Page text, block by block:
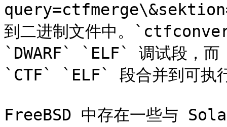
到二进制文件中。
`DWARF` `ELF` 调试段，
`CTF` `ELF` 段合并到可执
FreeBSD 中存在一些与